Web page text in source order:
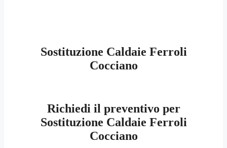
Sostituzione Caldaie Ferroli
Cocciano
Richiedi il preventivo per
Sostituzione Caldaie Ferroli
Cocciano